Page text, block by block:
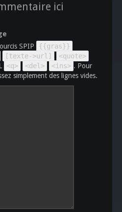
ici
SPIP
{{gras}}
[texte->url]
<quote>
<q> <del> <ins> . Pour
simplement des lignes vides.